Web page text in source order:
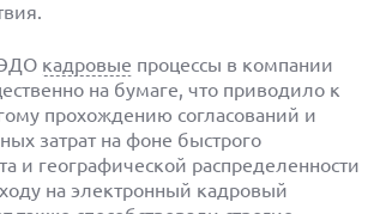
кадровые процессы в компании
на бумаге, что приводило к
прохождению согласований и
затрат на фоне быстрого
и географической распределенности
на электронный кадровый